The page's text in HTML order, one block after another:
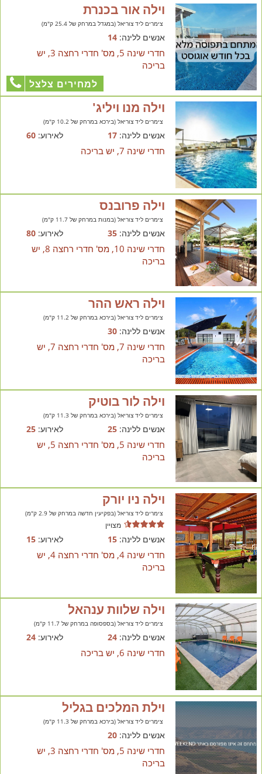
וילה אור בכנרת
צימרים ליד צוריאל (במגדל במרחק של 25.4 ק"מ)
אנשים ללינה:14
חדרי שינה 5, מס' חדרי רחצה 3, יש
בריכה
למחירים צלצל
וילה מנו ויליג'
צימרים ליד צוריאל (בירכא במרחק של 10.2 ק"מ)
אנשים ללינה:17 לאירוע:60
חדרי שינה 7, יש בריכה
וילה פרובנס
צימרים ליד צוריאל (במנות במרחק של 11.7 ק"מ)
אנשים ללינה:35 לאירוע:80
חדרי שינה 10, מס' חדרי רחצה 8, יש
בריכה
וילה ראש ההר
צימרים ליד צוריאל (בירכא במרחק של 11.2 ק"מ)
אנשים ללינה:30
חדרי שינה 7, מס' חדרי רחצה 7, יש
בריכה
וילה לור בוטיק
צימרים ליד צוריאל (בירכא במרחק של 11.3 ק"מ)
אנשים ללינה:25 לאירוע:25
חדרי שינה 5, מס' חדרי רחצה 5, יש
בריכה
וילה ניו יורק
צימרים ליד צוריאל (בפקיעין חדשה במרחק של 2.9 ק"מ)
מצויין
אנשים ללינה:15 לאירוע:15
חדרי שינה 4, מס' חדרי רחצה 4, יש
בריכה
וילה שלוות ענהאל
צימרים ליד צוריאל (בספסופה במרחק של 11.7 ק"מ)
אנשים ללינה:24 לאירוע:24
חדרי שינה 6, יש בריכה
וילת המלכים בגליל
צימרים ליד צוריאל (בירכא במרחק של 11.3 ק"מ)
אנשים ללינה:20
חדרי שינה 5, מס' חדרי רחצה 3, יש
בריכה